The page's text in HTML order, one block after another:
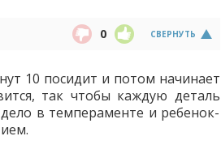
СВЕРНУТЬ
0
10 посидит и потом начинает
так чтобы каждую деталь
в темпераменте и ребенок-